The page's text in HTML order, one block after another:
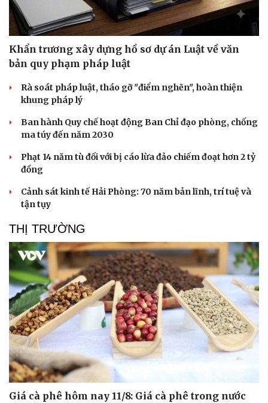
Khẩn trương xây dựng hồ sơ dự án Luật về văn
bản quy phạm pháp luật
Rà soát pháp luật, tháo gỡ "điểm nghẽn", hoàn thiện
khung pháp lý
Ban hành Quy chế hoạt động Ban Chỉ đạo phòng, chống
ma túy đến năm 2030
Phạt 14 năm tù đối với bị cáo lừa đảo chiếm đoạt hơn 2 tỷ
đồng
Cảnh sát kinh tế Hải Phòng: 70 năm bản lĩnh, trí tuệ và
tận tụy
THỊ TRƯỜNG
Giá cà phê hôm nay 11/8: Giá cà phê trong nước